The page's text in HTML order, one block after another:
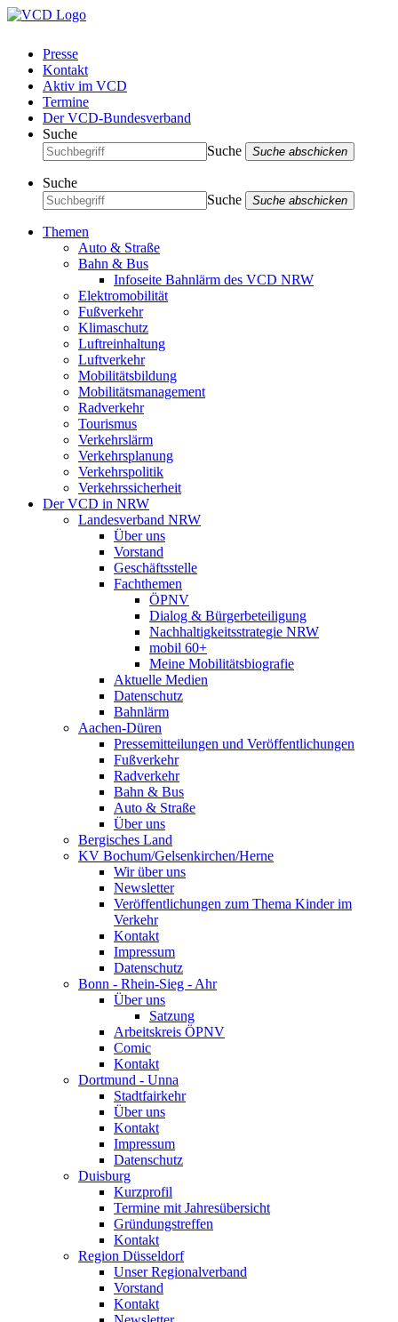
Presse
Kontakt
Aktiv im VCD
Termine
Der VCD-Bundesverband
Suche
Suche
Suche abschicken
Suche
Suche
Suche abschicken
Themen
Auto & Straße
Bahn & Bus
Infoseite Bahnlärm des VCD NRW
Elektromobilität
Fußverkehr
Klimaschutz
Luftreinhaltung
Luftverkehr
Mobilitätsbildung
Mobilitätsmanagement
Radverkehr
Tourismus
Verkehrslärm
Verkehrsplanung
Verkehrspolitik
Verkehrssicherheit
Der VCD in NRW
Landesverband NRW
Über uns
Vorstand
Geschäftsstelle
Fachthemen
ÖPNV
Dialog & Bürgerbeteiligung
Nachhaltigkeitsstrategie NRW
mobil 60+
Meine Mobilitätsbiografie
Aktuelle Medien
Datenschutz
Bahnlärm
Aachen-Düren
Pressemitteilungen und Veröffentlichungen
Fußverkehr
Radverkehr
Bahn & Bus
Auto & Straße
Über uns
Bergisches Land
KV Bochum/Gelsenkirchen/Herne
Wir über uns
Newsletter
Veröffentlichungen zum Thema Kinder im
Verkehr
Kontakt
Impressum
Datenschutz
Bonn - Rhein-Sieg - Ahr
Über uns
Satzung
Arbeitskreis ÖPNV
Comic
Kontakt
Dortmund - Unna
Stadtfairkehr
Über uns
Kontakt
Impressum
Datenschutz
Duisburg
Kurzprofil
Termine mit Jahresübersicht
Gründungstreffen
Kontakt
Region Düsseldorf
Unser Regionalverband
Vorstand
Kontakt